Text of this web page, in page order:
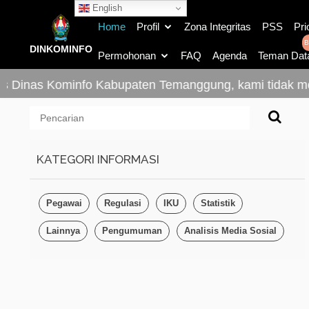
English
DINKOMINFO
Home Profil Zona Integritas PSS
Permohonan FAQ Agenda Teman
Kominfo Kabupaten Temanggung, kami tidak
KATEGORI INFORMASI
Pegawai Regulasi IKU Statistik
Lainnya Pengumuman Analisis Media Sosial